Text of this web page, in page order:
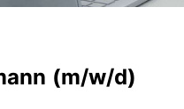
(m/w/d)